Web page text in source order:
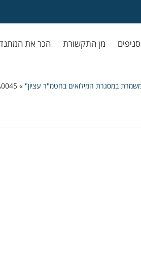
סניפים מן התקשורת הכר את
במסגרת המילואים בחטמ"ר עציון" »